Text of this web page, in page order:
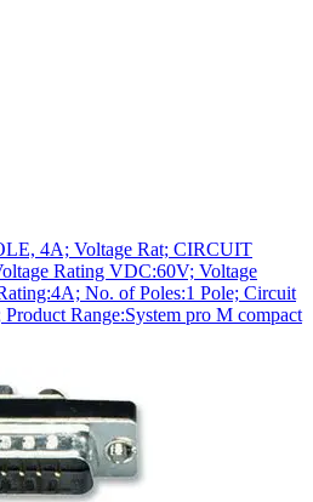
4A; Voltage Rat; CIRCUIT
Rating VDC:60V; Voltage
No. of Poles:1 Pole; Circuit
Range:System pro M compact